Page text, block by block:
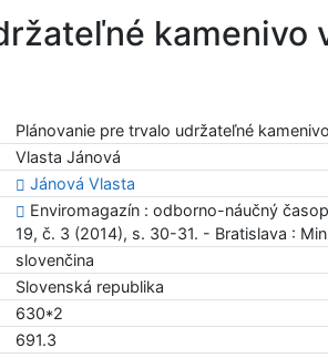
kamenivo
Plánovanie pre trvalo udržateľné
Vlasta Jánová
Jánová Vlasta
Enviromagazín : odborno-náučný
19, č. 3 (2014), s. 30-31. - Bratislava :
slovenčina
Slovenská republika
630*2
691.3